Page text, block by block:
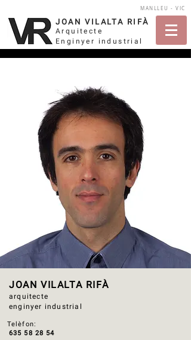
MANLLEU - VIC
JOAN VILALTA RIFÀ
Arquitecte
Enginyer industrial
JOAN VILALTA RIFÀ
arquitecte
enginyer industrial
Telèfon:
635 58 28 54